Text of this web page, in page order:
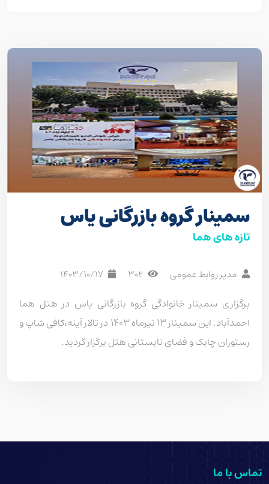
سمینار گروه بازرگانی یاس
تازه های هما
مدیر روابط عمومی
برگزاری سمینار خانوادگی گروه بازرگانی یاس در هتل هما
احمدآباد.
این سمینار ۱۳ تیرماه ۱۴۰۳ در تالار آینه،کافی شاپ و
رستوران چابک و فضای تابستانی هتل برگزار گردید.
تماس با ما